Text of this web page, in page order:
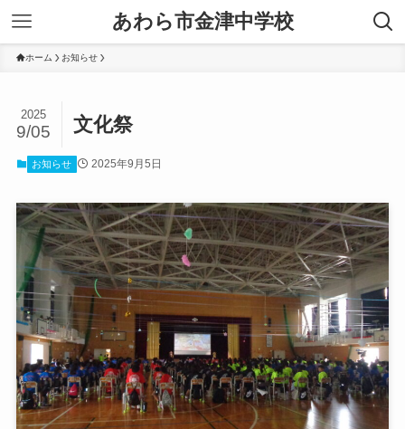
あわら市金津中学校
ホーム お知らせ
文化祭
2025
9/05
お知らせ 2025年9月5日